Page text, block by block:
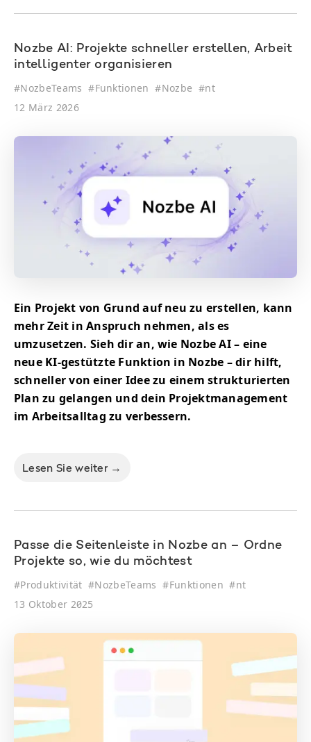
Nozbe AI: Projekte schneller erstellen, Arbeit
intelligenter organisieren
#NozbeTeams #Funktionen #Nozbe #nt
12 März 2026
Ein Projekt von Grund auf neu zu erstellen, kann
mehr Zeit in Anspruch nehmen, als es
umzusetzen. Sieh dir an, wie Nozbe AI – eine
neue KI-gestützte Funktion in Nozbe – dir hilft,
schneller von einer Idee zu einem strukturierten
Plan zu gelangen und dein Projektmanagement
im Arbeitsalltag zu verbessern.
Lesen Sie weiter →
Passe die Seitenleiste in Nozbe an – Ordne
Projekte so, wie du möchtest
#Produktivität #NozbeTeams #Funktionen #nt
13 Oktober 2025